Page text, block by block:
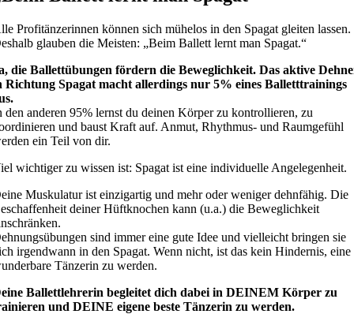
Profitänzerinnen können sich mühelos in den Spagat gleiten lassen.
glauben die Meisten: „Beim Ballett lernt man Spagat.“
die Ballettübungen fördern die Beweglichkeit. Das aktive
Richtung Spagat macht allerdings nur 5% eines Balletttrainings
den anderen 95% lernst du deinen Körper zu kontrollieren, zu
und baust Kraft auf. Anmut, Rhythmus- und Raumgefühl
ein Teil von dir.
wichtiger zu wissen ist: Spagat ist eine individuelle Angelegenheit.
Muskulatur ist einzigartig und mehr oder weniger dehnfähig. Die
deiner Hüftknochen kann (u.a.) die Beweglichkeit
sind immer eine gute Idee und vielleicht bringen sie
irgendwann in den Spagat. Wenn nicht, ist das kein Hindernis, eine
Tänzerin zu werden.
Ballettlehrerin begleitet dich dabei in DEINEM Körper zu
und DEINE eigene beste Tänzerin zu werden.